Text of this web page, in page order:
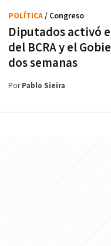
Diputados activó
del BCRA y el
dos semanas
POLÍTICA/ Congreso
PorPablo Sieira